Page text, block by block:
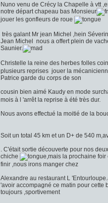
Nuno venu de Crécy la Chapelle à vtt
notre départ chapeau bas Monsieur
jouer les gonfleurs de roue
très galant Mr jean Michel ,hein
Jean Michel nous a offert plein de
Saunier.
Christelle la reine des herbes folles
plusieurs reprises jouer la
Patrice garde du corps de son
cousin bien aimé Kaudy en mode
mois à l 'arrêt la reprise à été très dur.
Nous avons effectué la moitié de la
Soit un total 45 km et un D+ de 540
. C'était sortie découverte pour nos
chiche
,mais la prochaine
finir ,nous irons manger chez
Alexandre au restaurant L
'avoir accompagné ce matin pour cette
toujours ,sportivement